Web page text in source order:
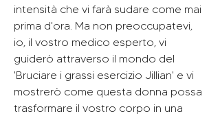
intensità che vi farà sudare come mai
prima d'ora. Ma non preoccupatevi,
io, il vostro medico esperto, vi
guiderò attraverso il mondo del
'Bruciare i grassi esercizio Jillian' e vi
mostrerò come questa donna possa
trasformare il vostro corpo in una